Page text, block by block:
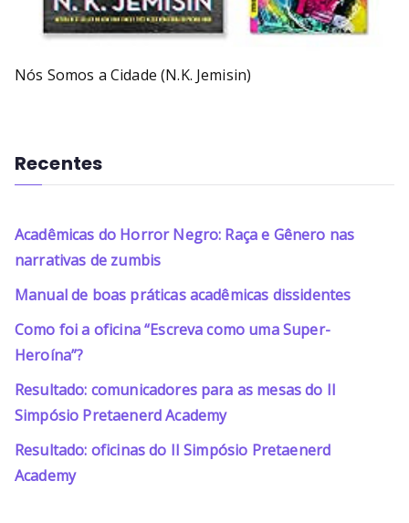
Nós Somos a Cidade (N.K. Jemisin)
Recentes
Acadêmicas do Horror Negro: Raça e Gênero nas
narrativas de zumbis
Manual de boas práticas acadêmicas dissidentes
Como foi a oficina “Escreva como uma Super-
Heroína”?
Resultado: comunicadores para as mesas do II
Simpósio Pretaenerd Academy
Resultado: oficinas do II Simpósio Pretaenerd
Academy